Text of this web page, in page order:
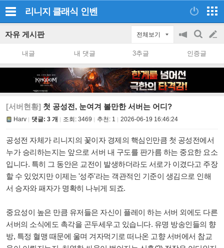
리니지 클래식 인벤
자유 게시판 전체보기
공
on/off
검
색
글
쓰
내글 내 댓글 3추글 인증글
[서버현황] 첫 공성전, 눈여겨 볼만한 서버는 어디?
Harv 댓글: 3 개 조회: 3469 추천: 1 2026-06-19 16:46:24
공성전 자체가 리니지의 꽃이자 경제의 핵심인만큼 첫 공성전에서
누가 승리하는지는 앞으로 서버 내 구도를 판가름 하는 중요한 요소
입니다. 특히 그 동안은 교전이 발생하더라도 서로가 이겼다고 주장
할 수 있었지만 이제는 '성주'라는 객관적인 기준이 생김으로 인해
서 승자와 패자가 명확히 나뉘게 되죠.
중요성이 높은 만큼 유저들은 자신이 플레이 하는 서버 외에도 다른
서버의 소식에도 촉각을 곤두세우고 있습니다. 유명 방송인들의 향
방, 특정 혈맹 때문에 울며 겨자먹기로 떠나온 고향 서버에서 참교